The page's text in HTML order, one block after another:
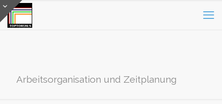
Arbeitsorganisation und Zeitplanung